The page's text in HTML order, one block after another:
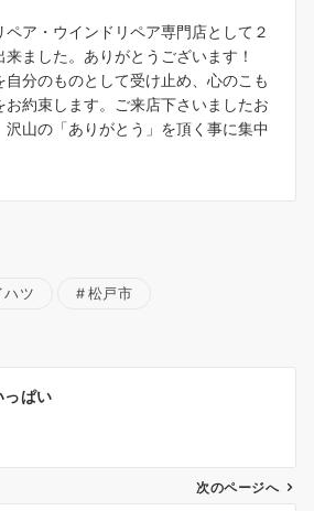
ア・ウインドリペア専門店として２
ました。ありがとうございます！
分のものとして受け止め、心のこも
お約束します。ご来店下さいましたお
山の「ありがとう」を頂く事に集中
ハツ 松戸市
っぱい
次のページへ